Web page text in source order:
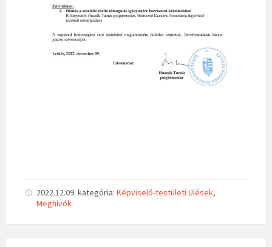
2022.12.09. kategória: Képviselő-testületi Ülések,
Meghívók